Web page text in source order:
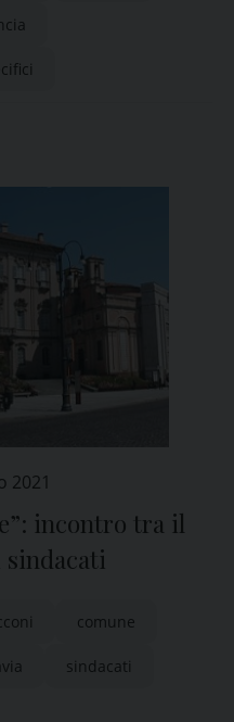
2021
incontro tra il
sindacati
comune
sindacati